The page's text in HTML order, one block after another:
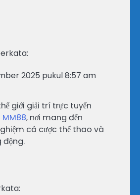
2025 pukul 8:57 am
giới giải trí trực tuyến
MM88, nơi mang đến
cá cược thể thao và
động.